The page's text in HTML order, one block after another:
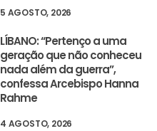
5 AGOSTO, 2026
LÍBANO: “Pertenço a uma
geração que não conheceu
nada além da guerra”,
confessa Arcebispo Hanna
Rahme
4 AGOSTO, 2026